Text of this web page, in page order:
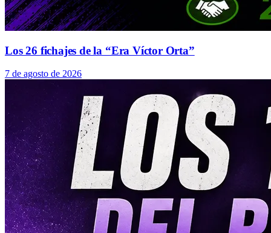
Los 26 fichajes de la “Era Víctor Orta”
7 de agosto de 2026